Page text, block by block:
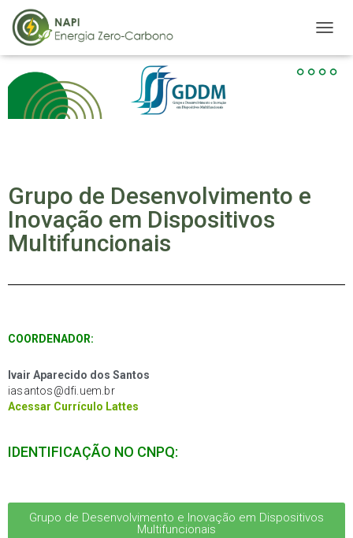
L
T
Grupo de Desenvolvimento e
Inovação em Dispositivos
Multifuncionais
COORDENADOR:
Ivair Aparecido dos Santos
iasantos@dfi.uem.br
Acessar Currículo Lattes
IDENTIFICAÇÃO NO CNPQ:
Grupo de Desenvolvimento e Inovação em Dispositivos
Multifuncionais